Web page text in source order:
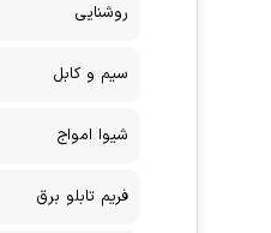
روشنایی
سیم و کابل
شیوا امواج
فریم تابلو برق